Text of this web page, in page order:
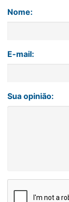
Nome:
E-mail:
Sua opinião: